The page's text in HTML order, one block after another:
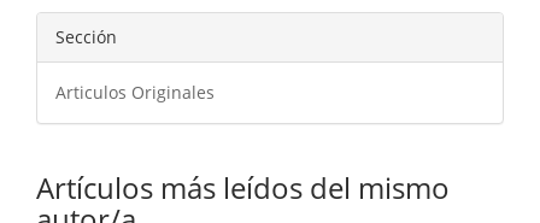
Sección
Articulos Originales
Artículos más leídos del mismo